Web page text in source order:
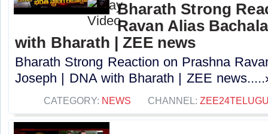
Bharath Strong
Ravan Alias
with Bharath | ZEE news
Bharath Strong Reaction on Prashna
Joseph | DNA with Bharath | ZEE
CATEGORY: NEWS CHANNEL: